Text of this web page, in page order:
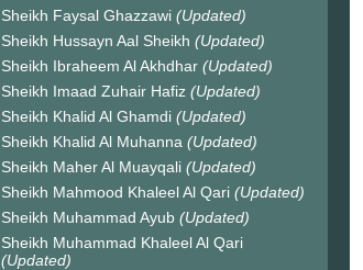
Sheikh Faysal Ghazzawi (Updated)
Sheikh Hussayn Aal Sheikh (Updated)
Sheikh Ibraheem Al Akhdhar (Updated)
Sheikh Imaad Zuhair Hafiz (Updated)
Sheikh Khalid Al Ghamdi (Updated)
Sheikh Khalid Al Muhanna (Updated)
Sheikh Maher Al Muayqali (Updated)
Sheikh Mahmood Khaleel Al Qari (Updated)
Sheikh Muhammad Ayub (Updated)
Sheikh Muhammad Khaleel Al Qari
(Updated)